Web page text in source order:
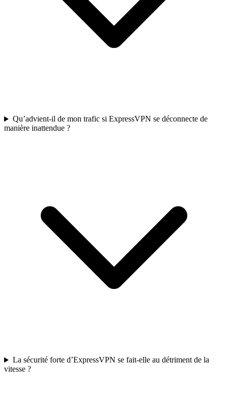
Qu’advient-il de mon trafic si ExpressVPN se déconnecte de
manière inattendue ?
La sécurité forte d’ExpressVPN se fait-elle au détriment de la
vitesse ?